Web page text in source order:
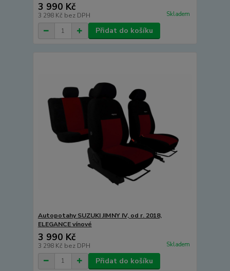
3 990 Kč
3 298 Kč bez DPH Skladem
Přidat do košíku
Autopotahy SUZUKI JIMNY IV, od r. 2018,
ELEGANCE vínové
3 990 Kč
3 298 Kč bez DPH Skladem
Přidat do košíku